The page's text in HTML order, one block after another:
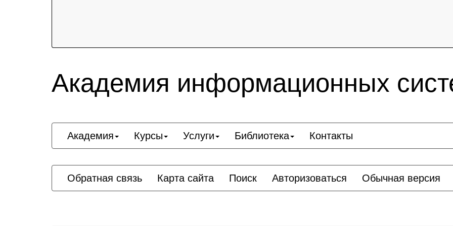
Академия информационных
Академия Курсы Услуги Библиотека Контакты
Обратная связь Карта сайта Поиск Авторизоваться Обычная версия